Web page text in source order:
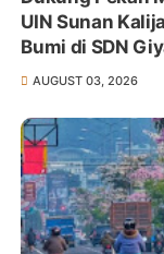
UIN Sunan
Bumi di SDN
AUGUST 03, 2026